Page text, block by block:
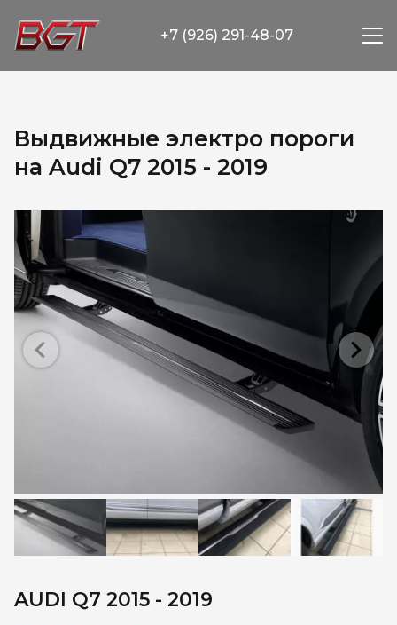
+7 (926) 291-48-07
Выдвижные электро пороги
на Audi Q7 2015 - 2019
AUDI Q7 2015 - 2019